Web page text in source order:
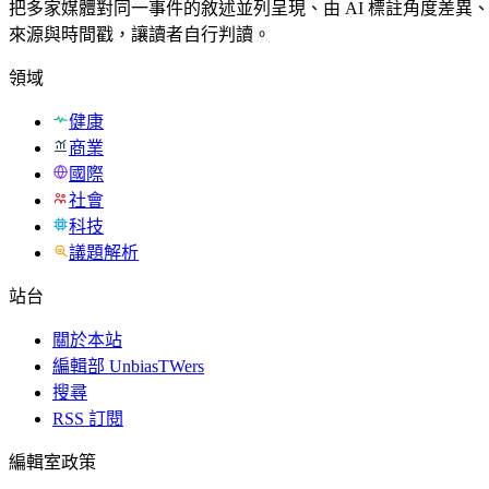
把多家媒體對同一事件的敘述並列呈現、由 AI 標註角度差異、
來源與時間戳，讓讀者自行判讀。
領域
健康
商業
國際
社會
科技
議題解析
站台
關於本站
編輯部 UnbiasTWers
搜尋
RSS 訂閱
編輯室政策